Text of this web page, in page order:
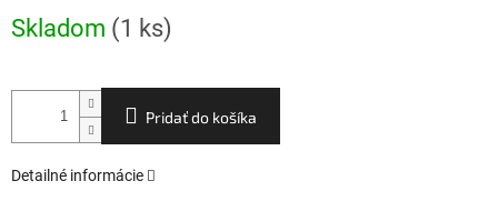
cena:
Skladom (1 ks)
Pridať do košíka
Detailné informácie